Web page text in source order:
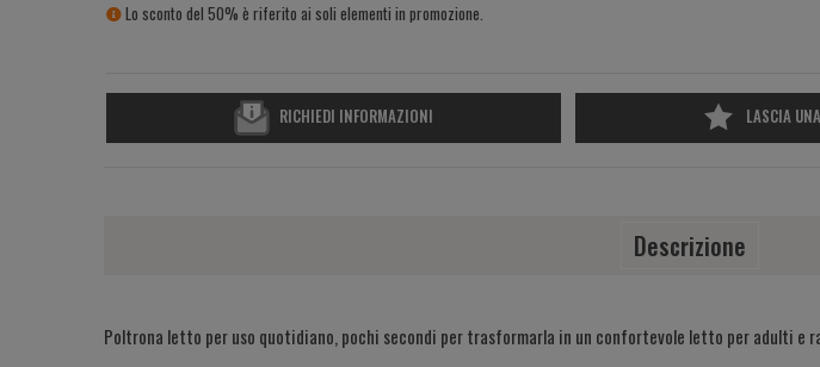
Lo sconto del 50% è riferito ai soli elementi in promozione.
RICHIEDI INFORMAZIONI LASCIA
Descrizione
Poltrona letto per uso quotidiano, pochi secondi per trasformarla in un confortevole letto per adulti e